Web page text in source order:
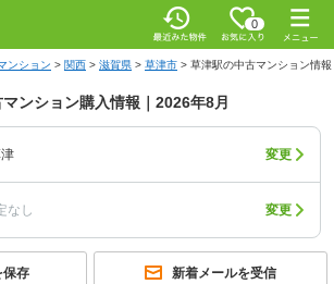
0
ンション > 関西 > 滋賀県 > 草津市 > 草津駅の中古マンション情報
ンション購入情報｜2026年8月
変更
なし 変更
保存 新着メールを受信